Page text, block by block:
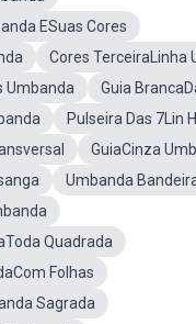
ESuas Cores
Cores TerceiraLinha
Umbanda
Guia
Pulseira Das 7Lin
GuiaCinza
Umbanda
Quadrada
Folhas
Sagrada